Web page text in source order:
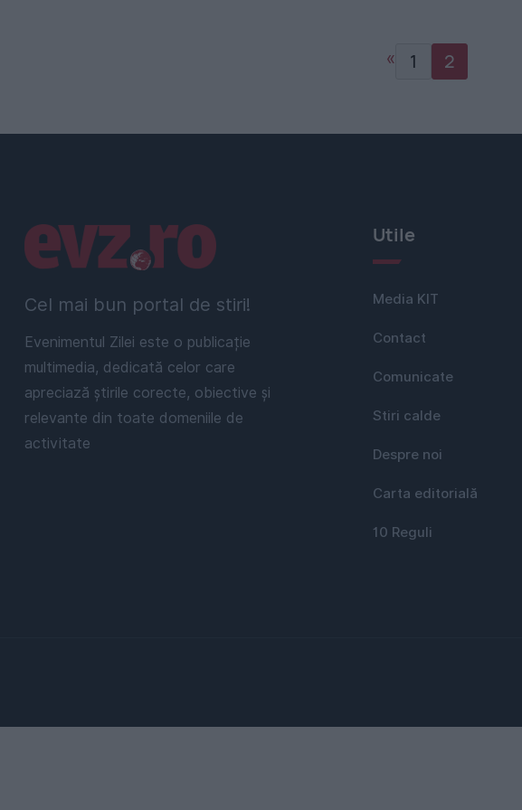
« 1 2
Cel mai bun portal de stiri!
Evenimentul Zilei este o publicație
multimedia, dedicată celor care
apreciază știrile corecte, obiective și
relevante din toate domeniile de
activitate
Linkuri utile Utile
Media KIT
Contact
Comunicate
Stiri calde
Despre noi
Carta editorială
10 Reguli